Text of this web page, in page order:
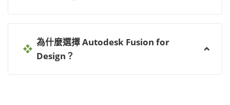
為什麼選擇 Autodesk Fusion for
Design？